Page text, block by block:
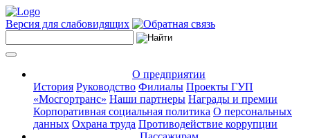
Версия для слабовидящих
О предприятии
История Руководство Филиалы Проекты ГУП
«Мосгортранс» Наши партнеры Награды и премии
Корпоративная социальная политика О персональных
данных Охрана труда Противодействие коррупции